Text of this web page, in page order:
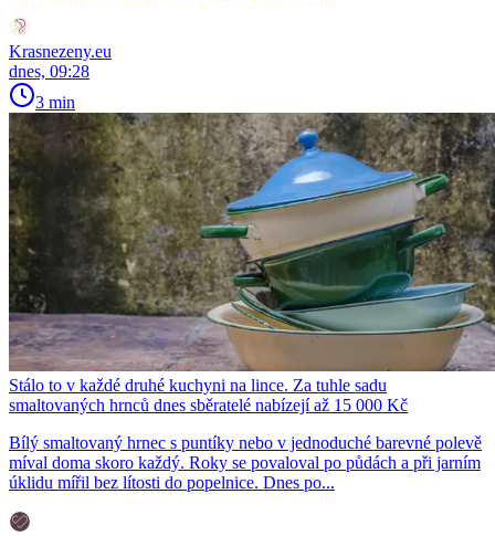
Krasnezeny.eu
dnes, 09:28
3 min
Stálo to v každé druhé kuchyni na lince. Za tuhle sadu
smaltovaných hrnců dnes sběratelé nabízejí až 15 000 Kč
Bílý smaltovaný hrnec s puntíky nebo v jednoduché barevné polevě
míval doma skoro každý. Roky se povaloval po půdách a při jarním
úklidu mířil bez lítosti do popelnice. Dnes po...